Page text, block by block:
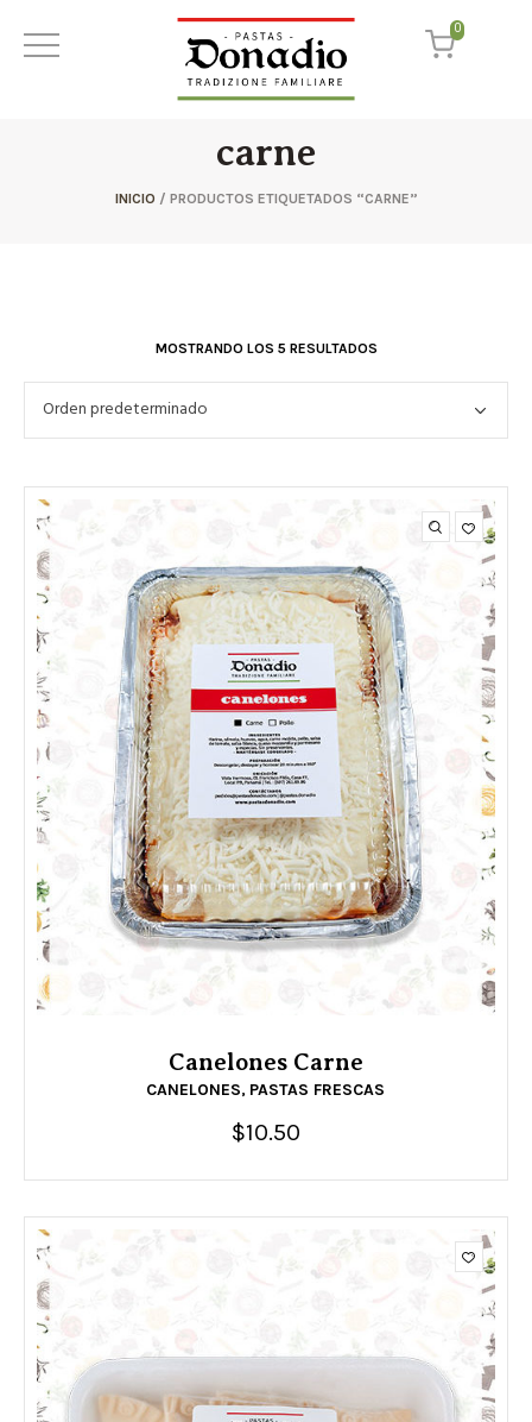
carne
INICIO / PRODUCTOS ETIQUETADOS “CARNE”
MOSTRANDO LOS 5 RESULTADOS
Canelones Carne
CANELONES, PASTAS FRESCAS
$10.50
0